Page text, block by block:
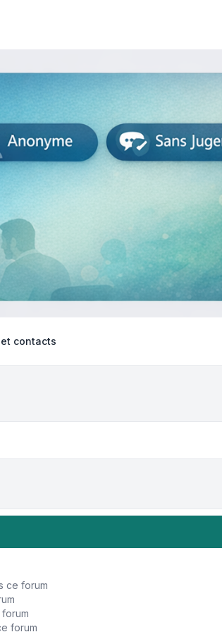
contacts
ce forum
forum